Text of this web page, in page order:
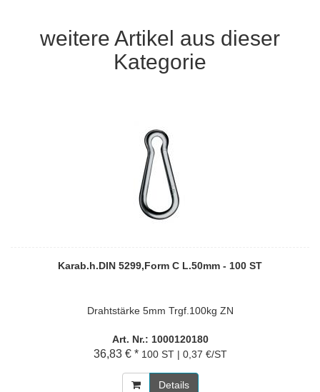
weitere Artikel aus dieser
Kategorie
Karab.h.DIN 5299,Form C L.50mm - 100 ST
Drahtstärke 5mm Trgf.100kg ZN
Art. Nr.: 1000120180
36,83 € * 100 ST | 0,37 €/ST
Details